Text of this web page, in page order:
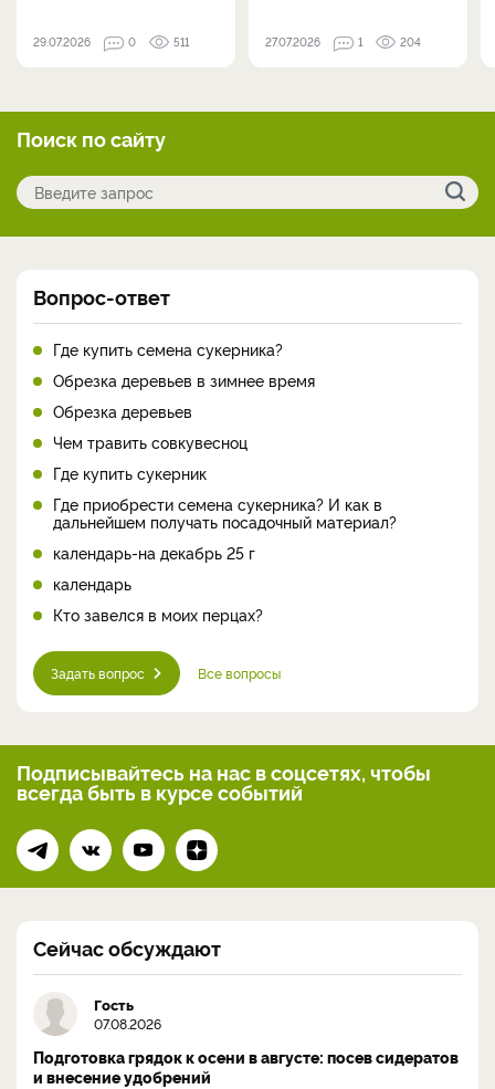
29.07.2026 0 511 27.07.2026 1 204
Поиск по сайту
Вопрос-ответ
Где купить семена сукерника?
Обрезка деревьев в зимнее время
Обрезка деревьев
Чем травить совкувесноц
Где купить сукерник
Где приобрести семена сукерника? И как в
дальнейшем получать посадочный материал?
календарь-на декабрь 25 г
календарь
Кто завелся в моих перцах?
Задать вопрос Все вопросы
Подписывайтесь на нас в соцсетях, чтобы
всегдабыть в курсе событий
Сейчас обсуждают
Гость
07.08.2026
Подготовка грядок к осени в августе: посев сидератов
и внесение удобрений